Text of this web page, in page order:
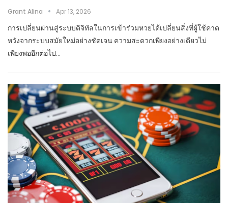
Grant Alina Apr 13, 2026
การเปลี่ยนผ่านสู่ระบบดิจิทัลในการเข้าร่วมหวยได้เปลี่ยนสิ่งที่ผู้ใช้คาด
หวังจากระบบสมัยใหม่อย่างชัดเจน ความสะดวกเพียงอย่างเดียวไม่
เพียงพออีกต่อไป…